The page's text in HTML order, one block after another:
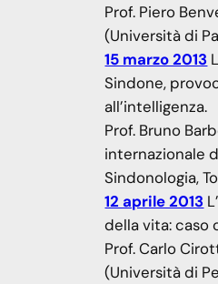
Prof. Piero
(Università di
15 marzo 2013
Sindone,
all’intelligenza.
Prof. Bruno
internazionale
Sindonologia,
12 aprile 2013
della vita: caso
Prof. Carlo
(Università di